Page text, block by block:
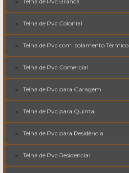
Telha de Pvc Colonial
Telha de Pvc com Isolamento Térmico
Telha de Pvc Comercial
Telha de Pvc para Garagem
Telha de Pvc para Quintal
Telha de Pvc para Residência
Telha de Pvc Residencial